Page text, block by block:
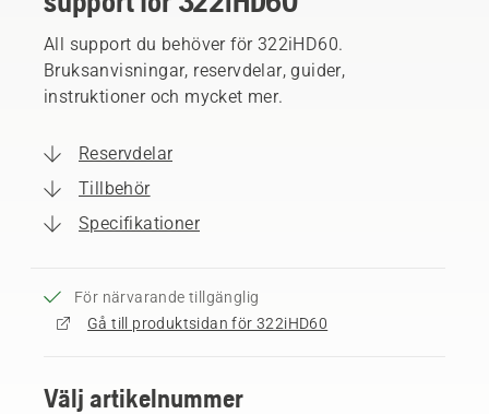
All support du behöver för 322iHD60.
Bruksanvisningar, reservdelar, guider,
instruktioner och mycket mer.
Reservdelar
Tillbehör
Specifikationer
För närvarande tillgänglig
Gå till produktsidan för 322iHD60
Välj artikelnummer